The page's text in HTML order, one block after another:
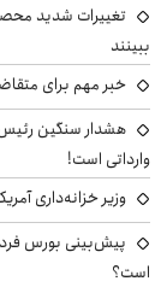
ببینند
خبر مهم برای متقاضیان
هشدار سنگین رئیس
وارداتی است!
وزیر خزانه‌داری
است؟